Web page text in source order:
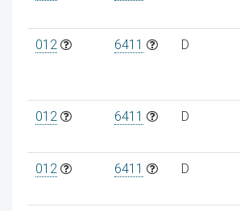
012 6411 D
012 6411 D
012 6411 D